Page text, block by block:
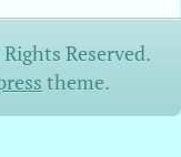
Reserved.
theme.